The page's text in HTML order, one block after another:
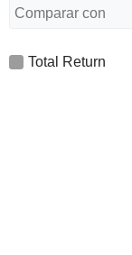
Total Return